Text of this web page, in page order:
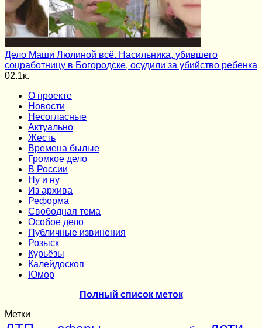
Дело Маши Люлиной всё. Насильника, убившего
соцработницу в Богородске, осудили за убийство ребенка
02.1к.
О проекте
Новости
Несогласные
Актуально
Жесть
Времена былые
Громкое дело
В России
Ну и ну
Из архива
Реформа
Cвободная тема
Особое дело
Публичные извинения
Розыск
Курьёзы
Калейдоскоп
Юмор
Полный список меток
Метки